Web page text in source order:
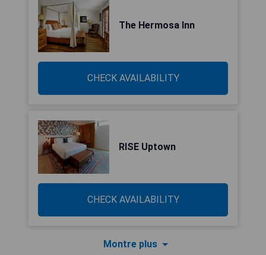
The Hermosa Inn
CHECK AVAILABILITY
RISE Uptown
CHECK AVAILABILITY
Montre plus